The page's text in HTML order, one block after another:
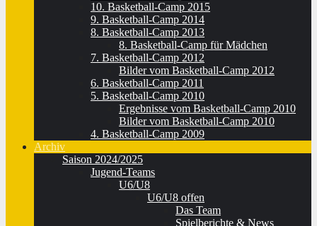
10. Basketball-Camp 2015
9. Basketball-Camp 2014
8. Basketball-Camp 2013
8. Basketball-Camp für Mädchen
7. Basketball-Camp 2012
Bilder vom Basketball-Camp 2012
6. Basketball-Camp 2011
5. Basketball-Camp 2010
Ergebnisse vom Basketball-Camp 2010
Bilder vom Basketball-Camp 2010
4. Basketball-Camp 2009
Archiv
Saison 2024/2025
Jugend-Teams
U6/U8
U6/U8 offen
Das Team
Spielberichte & News